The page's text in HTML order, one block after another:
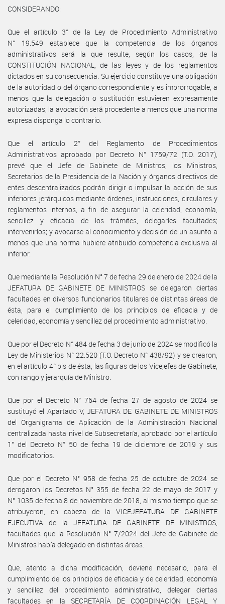
CONSIDERANDO:
Que el artículo 3° de la Ley de Procedimiento Administrativo
N° 19.549 establece que la competencia de los órganos
administrativos será la que resulte, según los casos, de la
CONSTITUCIÓN NACIONAL, de las leyes y de los reglamentos
dictados en su consecuencia. Su ejercicio constituye una obligación
de la autoridad o del órgano correspondiente y es improrrogable, a
menos que la delegación o sustitución estuvieren expresamente
autorizadas; la avocación será procedente a menos que una norma
expresa disponga lo contrario.
Que el artículo 2° del Reglamento de Procedimientos
Administrativos aprobado por Decreto N° 1759/72 (T.O. 2017),
prevé que el Jefe de Gabinete de Ministros, los Ministros,
Secretarios de la Presidencia de la Nación y órganos directivos de
entes descentralizados podrán dirigir o impulsar la acción de sus
inferiores jerárquicos mediante órdenes, instrucciones, circulares y
reglamentos internos, a fin de asegurar la celeridad, economía,
sencillez y eficacia de los trámites, delegarles facultades;
intervenirlos; y avocarse al conocimiento y decisión de un asunto a
menos que una norma hubiere atribuido competencia exclusiva al
inferior.
Que mediante la Resolución N° 7 de fecha 29 de enero de 2024 de la
JEFATURA DE GABINETE DE MINISTROS se delegaron ciertas
facultades en diversos funcionarios titulares de distintas áreas de
ésta, para el cumplimiento de los principios de eficacia y de
celeridad, economía y sencillez del procedimiento administrativo.
Que por el Decreto N° 484 de fecha 3 de junio de 2024 se modificó la
Ley de Ministerios N° 22.520 (T.O. Decreto N° 438/92) y se crearon,
en el artículo 4° bis de ésta, las figuras de los Vicejefes de Gabinete,
con rango y jerarquía de Ministro.
Que por el Decreto N° 764 de fecha 27 de agosto de 2024 se
sustituyó el Apartado V, JEFATURA DE GABINETE DE MINISTROS
del Organigrama de Aplicación de la Administración Nacional
centralizada hasta nivel de Subsecretaría, aprobado por el artículo
1° del Decreto N° 50 de fecha 19 de diciembre de 2019 y sus
modificatorios.
Que por el Decreto N° 958 de fecha 25 de octubre de 2024 se
derogaron los Decretos N° 355 de fecha 22 de mayo de 2017 y
N° 1035 de fecha 8 de noviembre de 2018, al mismo tiempo que se
atribuyeron, en cabeza de la VICEJEFATURA DE GABINETE
EJECUTIVA de la JEFATURA DE GABINETE DE MINISTROS,
facultades que la Resolución N° 7/2024 del Jefe de Gabinete de
Ministros había delegado en distintas áreas.
Que, atento a dicha modificación, deviene necesario, para el
cumplimiento de los principios de eficacia y de celeridad, economía
y sencillez del procedimiento administrativo, delegar ciertas
facultades en la SECRETARÍA DE COORDINACIÓN LEGAL Y